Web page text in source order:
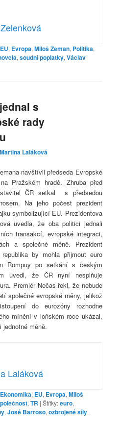
EU, Evropa,Miloš Zeman, Politika,
,soudní poplatky,Václav
s
rady
Martina Laláková
navštívil předseda Evropské
Pražském hradě. Zhruba před
ČR setkal s předsedou
Na jeho počest prezident
symbolizující EU. Prezidentova
uvedla, že oba politici jednali
transakcí, evropské integraci,
a společné měně. Prezident
by mohla přijmout euro
Rompuy po setkání s českým
uvedl, že ČR nyní nesplňuje
Premiér Nečas řekl, že nebude
společné evropské měny, jelikož
do eurozóny rozhodne
mínění v loňském roce ukázal,
měně.
Laláková
Ekonomika, EU, Evropa,Miloš
,TR |Štítky:euro,
,José Barroso,ozbrojené síly,